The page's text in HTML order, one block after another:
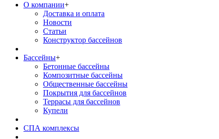
О компании+
Доставка и оплата
Новости
Статьи
Конструктор бассейнов
Бассейны+
Бетонные бассейны
Композитные бассейны
Общественные бассейны
Покрытия для бассейнов
Террасы для бассейнов
Купели
СПА комплексы